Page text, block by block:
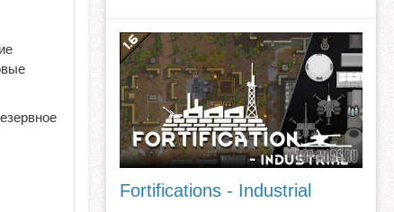
Fortifications - Industrial